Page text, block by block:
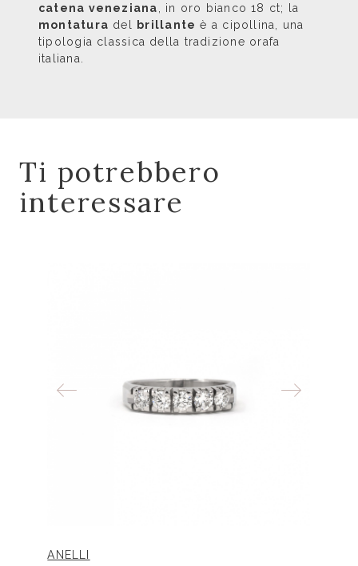
catena veneziana , in oro bianco 18 ct; la
montatura del brillante è a cipollina, una
tipologia classica della tradizione orafa
italiana.
Ti potrebbero
interessare
ANELLI